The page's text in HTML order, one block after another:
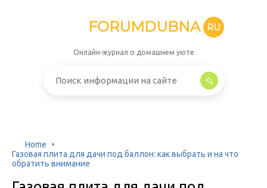
FORUMDUBNA RU
Онлайн-журнал о домашнем уюте
Home
Газовая плита для дачи под баллон: как выбрать и на что
обратить внимание